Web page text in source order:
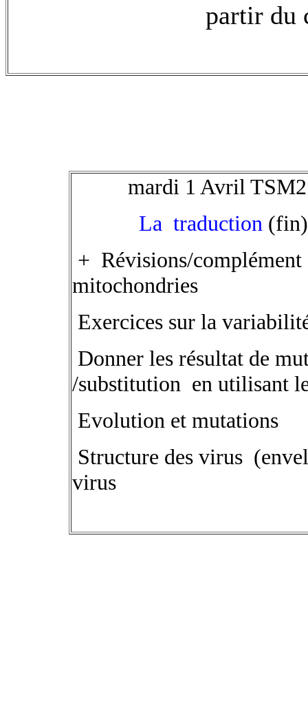
partir du
mardi 1 Avril
La traduction
+ Révisions/complément
mitochondries
Exercices sur la
Donner les résultat de
/substitution en utilisant
Evolution et mutations
Structure des virus
virus